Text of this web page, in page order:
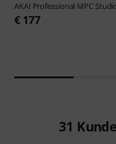
AKAI Professional MPC
€ 177
31